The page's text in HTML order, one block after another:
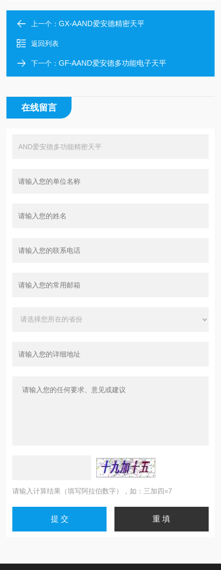
上一个：GX-AAND爱安德精密天平
返回列表
下一个：GF-AAND爱安德多功能电子天平
在线留言
请输入计算结果（填写阿拉伯数字），如：三加四=7